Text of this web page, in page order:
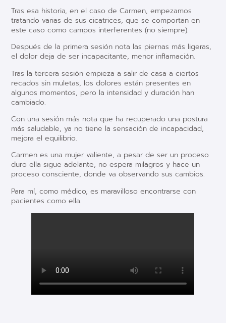
Tras esa historia, en el caso de Carmen, empezamos
tratando varias de sus cicatrices, que se comportan en
este caso como campos interferentes (no siempre).
Después de la primera sesión nota las piernas más ligeras,
el dolor deja de ser incapacitante, menor inflamación.
Tras la tercera sesión empieza a salir de casa a ciertos
recados sin muletas, los dolores están presentes en
algunos momentos, pero la intensidad y duración han
cambiado.
Con una sesión más nota que ha recuperado una postura
más saludable, ya no tiene la sensación de incapacidad,
mejora el equilibrio.
Carmen es una mujer valiente, a pesar de ser un proceso
duro ella sigue adelante, no espera milagros y hace un
proceso consciente, donde va observando sus cambios.
Para mí, como médico, es maravilloso encontrarse con
pacientes como ella.